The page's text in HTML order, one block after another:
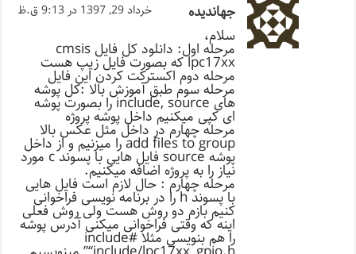
جهاندیده خرداد 29, 1397 در 9:13 ق.ظ
سلام،
مرحله اول: دانلود کل فایل cmsis
lpc17xx که بصورت فایل زیپ هست
مرحله دوم اکسترکت کردن این فایل
مرحله سوم طبق آموزش بالا :کل پوشه
های include, source را بصورت پوشه
ای کپی میکنیم داخل پوشه پروژه
مرحله چهارم در داخل مثل عکس بالا
add files to group را میزنیم و از داخل
پوشه source فایل هایی با پسوند c مورد
نیاز را به پروژه اضافه میکنیم.
مرحله چهارم : حال لازم است فایل هایی
با پسوند h را در برنامه نویسی فراخوانی
کنیم بازم دو روش هست ولی روش فعلی
اینه که وقتی فراخوانی میکنی آدرس پوشه
را هم بنویسی مثلا #include